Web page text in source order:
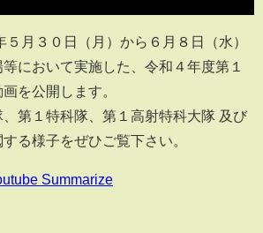
月３０日（月）から６月８日（水）
において実施した、令和４年度第１
を公開します。
第１特科隊、第１高射特科大隊 及び
る様子をぜひご覧下さい。
Summarize